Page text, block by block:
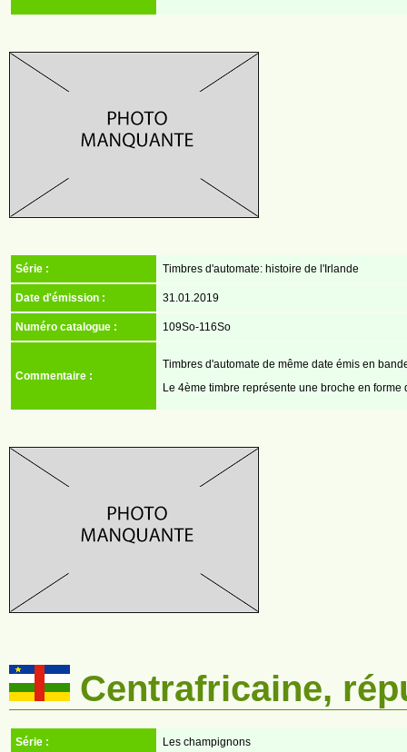
Série : Timbres d'automate: histoire de l'Irlande
Date d'émission : 31.01.2019
Numéro catalogue : 109So-116So
Commentaire :
Timbres d'automate de même date émis en
Le 4ème timbre représente une broche en
Centrafricaine,
Série : Les champignons